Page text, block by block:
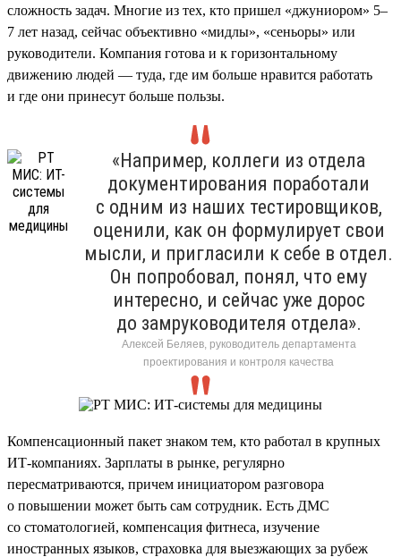
сложность задач. Многие из тех, кто пришел «джуниором» 5–
7 лет назад, сейчас объективно «мидлы», «сеньоры» или
руководители. Компания готова и к горизонтальному
движению людей — туда, где им больше нравится работать
и где они принесут больше пользы.
«Например, коллеги из отдела
документирования поработали
с одним из наших тестировщиков,
оценили, как он формулирует свои
мысли, и пригласили к себе в отдел.
Он попробовал, понял, что ему
интересно, и сейчас уже дорос
до замруководителя отдела».
Алексей Беляев, руководитель департамента
проектирования и контроля качества
Компенсационный пакет знаком тем, кто работал в крупных
ИТ-компаниях. Зарплаты в рынке, регулярно
пересматриваются, причем инициатором разговора
о повышении может быть сам сотрудник. Есть ДМС
со стоматологией, компенсация фитнеса, изучение
иностранных языков, страховка для выезжающих за рубеж